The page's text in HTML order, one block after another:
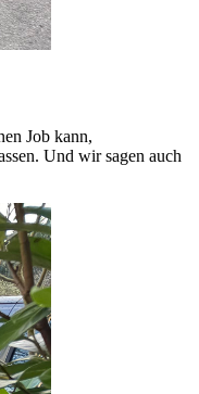
Job kann,
Und wir sagen auch